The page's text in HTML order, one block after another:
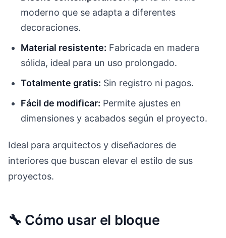
moderno que se adapta a diferentes
decoraciones.
Material resistente: Fabricada en madera
sólida, ideal para un uso prolongado.
Totalmente gratis: Sin registro ni pagos.
Fácil de modificar: Permite ajustes en
dimensiones y acabados según el proyecto.
Ideal para arquitectos y diseñadores de
interiores que buscan elevar el estilo de sus
proyectos.
🔧 Cómo usar el bloque